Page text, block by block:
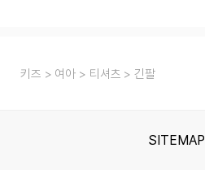
키즈 여아 티셔츠 긴팔
SITEMAP